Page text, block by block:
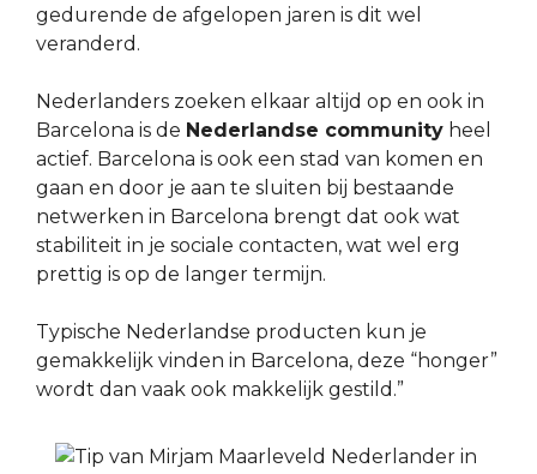
gedurende de afgelopen jaren is dit wel
veranderd.
Nederlanders zoeken elkaar altijd op en ook in
Barcelona is de Nederlandse community heel
actief. Barcelona is ook een stad van komen en
gaan en door je aan te sluiten bij bestaande
netwerken in Barcelona brengt dat ook wat
stabiliteit in je sociale contacten, wat wel erg
prettig is op de langer termijn.
Typische Nederlandse producten kun je
gemakkelijk vinden in Barcelona, deze “honger”
wordt dan vaak ook makkelijk gestild.”